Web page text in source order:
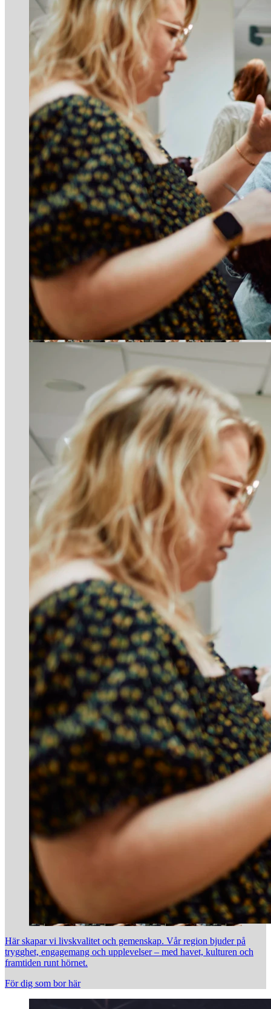
Här skapar vi livskvalitet och gemenskap. Vår region bjuder på
trygghet, engagemang och upplevelser – med havet, kulturen och
framtiden runt hörnet.
För dig som bor här